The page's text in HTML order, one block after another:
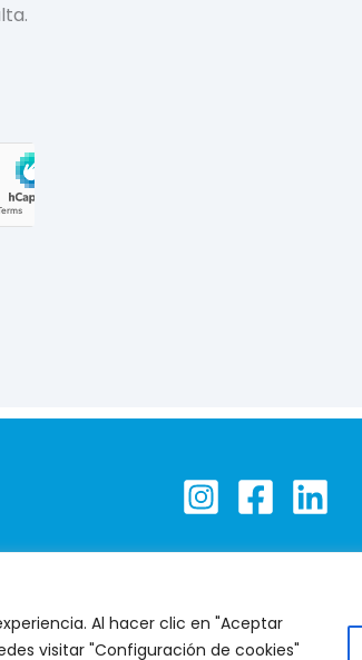
Al hacer clic en "Aceptar
visitar "Configuración de cookies"
2026 © Todos os direitos reservados |